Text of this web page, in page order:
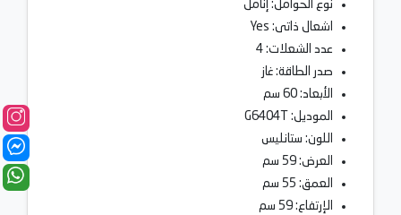
نوع الحوامل: إنامل
اشعال ذاتى: Yes
عدد الشعلات: 4
صدر الطاقة: غاز
الأبعاد: 60 سم
الموديل: G6404T
اللون: ستانليس
العرض: 59 سم
العمق: 55 سم
الإرتفاع: 59 سم